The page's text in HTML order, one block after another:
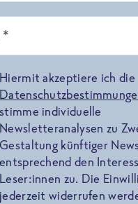
*
Hiermit akzeptiere ich die
stimme individuelle
Newsletteranalysen zu
Gestaltung künftiger
entsprechend den
Leser:innen zu. Die
jederzeit widerrufen